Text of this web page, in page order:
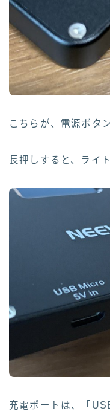
こちらが、電源ボタ
長押しすると、ライ
充電ポートは、「